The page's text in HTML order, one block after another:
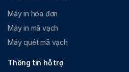
Máy in hóa đơn
Máy in mã vạch
Máy quét mã vạch
Thông tin hỗ trợ